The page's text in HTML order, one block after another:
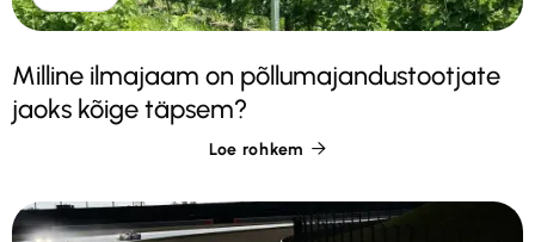
Milline ilmajaam on põllumajandustootjate
jaoks kõige täpsem?
Loe rohkem 